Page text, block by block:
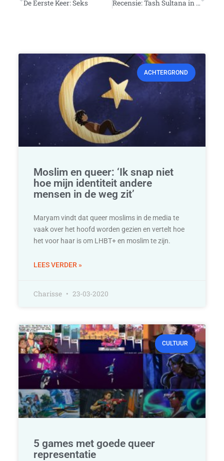
De Eerste Keer: Seks
Recensie: Tash Sultana in AFAS Live
ACHTERGROND
Moslim en queer: ‘Ik snap niet
hoe mijn identiteit andere
mensen in de weg zit’
Maryam vindt dat queer moslims in de media te
vaak over het hoofd worden gezien en vertelt hoe
het voor haar is om LHBT+ en moslim te zijn.
LEES VERDER »
Charisse 23-03-2020
CULTUUR
5 games met goede queer
representatie